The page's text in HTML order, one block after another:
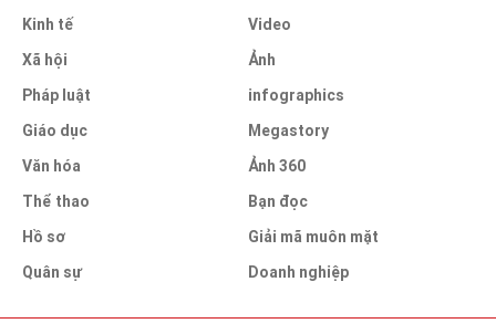
Kinh tế
Xã hội
Pháp luật
Giáo dục
Văn hóa
Thể thao
Hồ sơ
Quân sự
Video
Ảnh
infographics
Megastory
Ảnh 360
Bạn đọc
Giải mã muôn mặt
Doanh nghiệp